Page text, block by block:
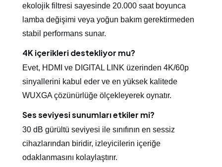
ekolojik filtresi sayesinde 20.000 saat boyunca
lamba değişimi veya yoğun bakım gerektirmeden
stabil performans sunar.
4K içerikleri destekliyor mu?
Evet, HDMI ve DIGITAL LINK üzerinden 4K/60p
sinyallerini kabul eder ve en yüksek kalitede
WUXGA çözünürlüğe ölçekleyerek oynatır.
Ses seviyesi sunumları etkiler mi?
30 dB gürültü seviyesi ile sınıfının en sessiz
cihazlarından biridir, izleyicilerin içeriğe
odaklanmasını kolaylaştırır.